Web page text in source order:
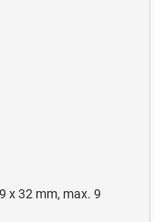
x 32 mm, max. 9